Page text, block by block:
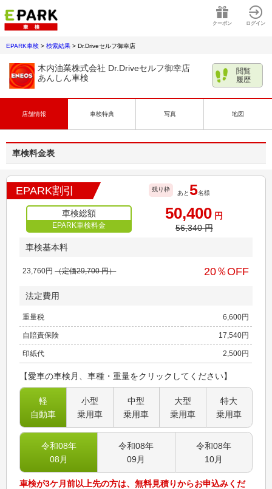
クーポン ログイン
EPARK車検 > 検索結果 > Dr.Driveセルフ御幸店
木内油業株式会社 Dr.Driveセルフ御幸店
あんしん車検
閲覧
履歴
店舗情報 車検特典 写真 地図
車検料金表
EPARK割引 残り枠
あと5名様
車検総額
EPARK車検料金
50,400 円
56,340円
車検基本料
23,760円 （定価29,700円） 20％OFF
法定費用
重量税 6,600円
自賠責保険 17,540円
印紙代 2,500円
【愛車の車検月、車種・重量をクリックしてください】
軽
自動車
小型
乗用車
中型
乗用車
大型
乗用車
特大
乗用車
令和08年
08 月
令和08年
09 月
令和08年
10月
車検が3ケ月前以上先の方は、無料見積りからお申込みくだ